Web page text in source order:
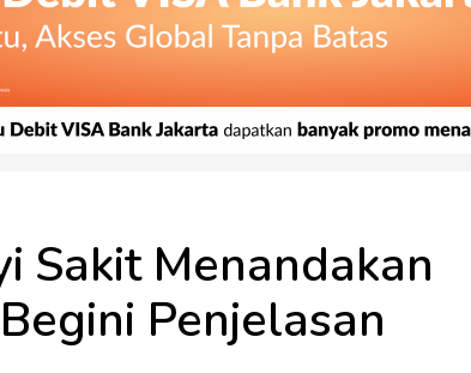
Sakit Menandakan
Penjelasan